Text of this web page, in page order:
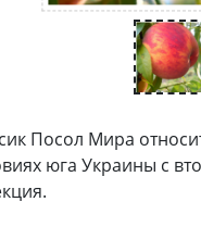
Посол Мира
юга Украины с